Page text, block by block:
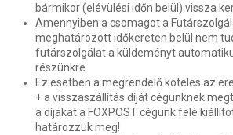
bármikor (elévülési időn belül) vissza
Amennyiben a csomagot a
meghatározott időkereten belül nem
futárszolgálat a küldeményt
részünkre.
Ez esetben a megrendelő köteles az
+ a visszaszállítás díját cégünknek
a díjakat a FOXPOST cégünk felé
határozzuk meg!